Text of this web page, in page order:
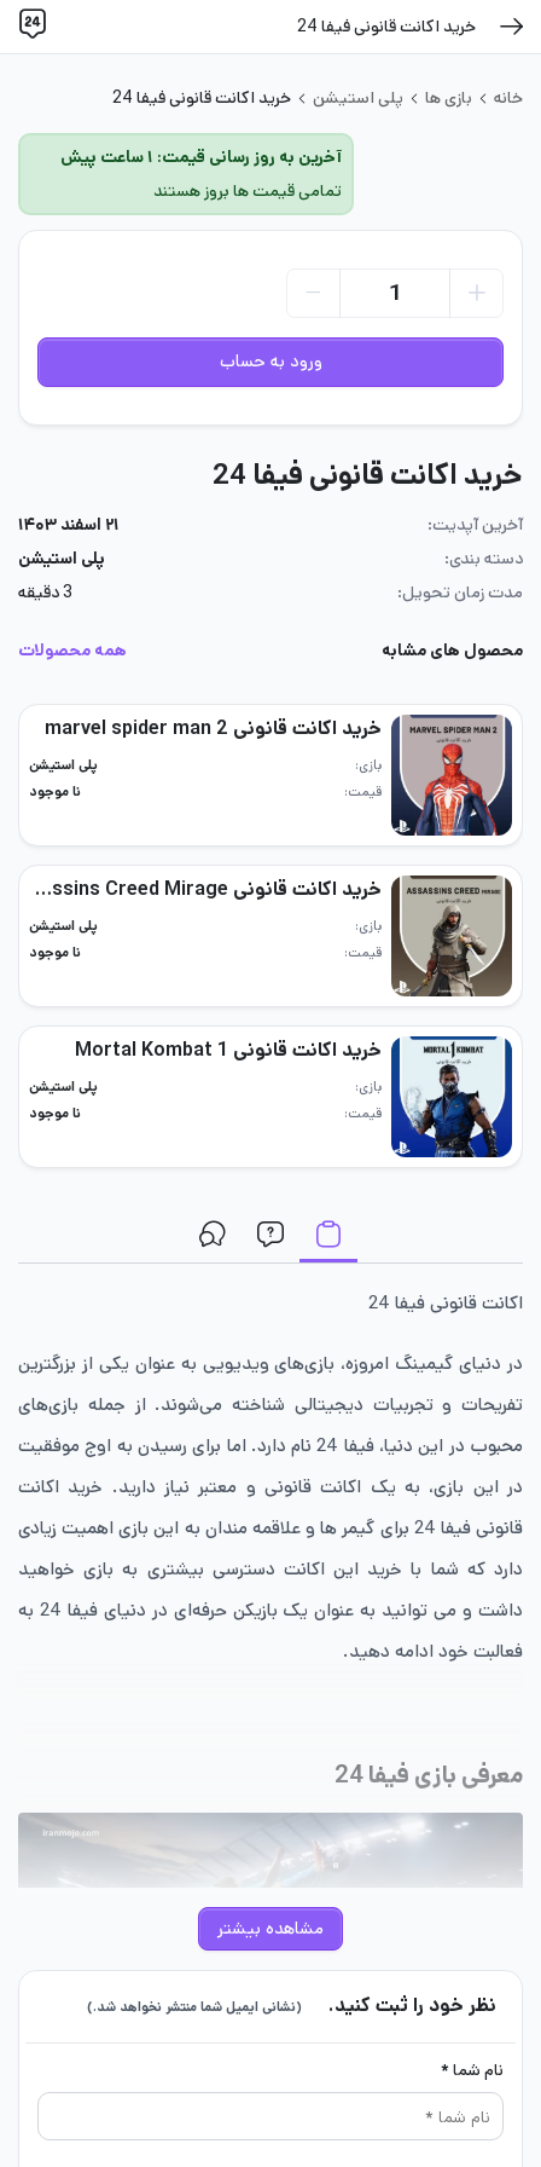
خرید اکانت قانونی فیفا 24
خانه بازی ها پلی استیشن خرید اکانت قانونی فیفا 24
خرید اکانت قانونی فیفا 24
آخرین آپدیت:
۲۱ اسفند ۱۴۰۳
دسته بندی:
پلی استیشن
مدت زمان تحویل:
3 دقیقه
آخرین به روز رسانی قیمت: ۱ ساعت پیش
تمامی قیمت ها بروز هستند
ورود به حساب
محصول های مشابه همه محصولات
خرید اکانت قانونی marvel spider man 2
بازی
پلی استیشن
قیمت
نا موجود
خرید اکانت قانونی Assassins Creed Mirage
بازی
پلی استیشن
قیمت
نا موجود
خرید اکانت قانونی Mortal Kombat 1
بازی
پلی استیشن
قیمت
نا موجود
اکانت قانونی فیفا 24
در دنیای گیمینگ امروزه، بازی‌های ویدیویی به عنوان یکی از بزرگترین
تفریحات و تجربیات دیجیتالی شناخته می‌شوند. از جمله بازی‌های
محبوب در این دنیا، فیفا 24 نام دارد. اما برای رسیدن به اوج موفقیت
در این بازی، به یک اکانت قانونی و معتبر نیاز دارید. خرید اکانت
قانونی فیفا 24 برای گیمر ها و علاقمه مندان به این بازی اهمیت زیادی
دارد که شما با خرید این اکانت دسترسی بیشتری به بازی خواهید
داشت و می توانید به عنوان یک بازیکن حرفه‌ای در دنیای فیفا 24 به
فعالبت خود ادامه دهید.
معرفی بازی فیفا 24
مشاهده بیشتر
نظر خود را ثبت کنید. (نشانی ایمیل شما منتشر نخواهد شد.)
نام شما *